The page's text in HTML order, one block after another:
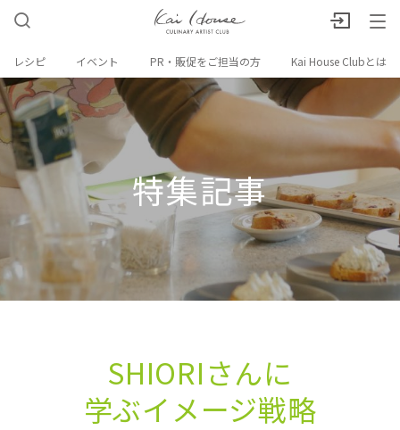
レシピ イベント PR・販促をご担当の方 Kai House Clubとは
特集記事
SHIORIさんに​
学ぶイメージ戦略